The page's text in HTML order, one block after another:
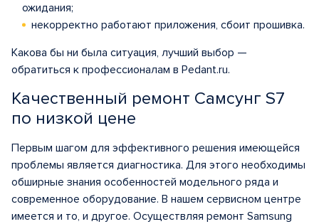
ожидания;
некорректно работают приложения, сбоит прошивка.
Какова бы ни была ситуация, лучший выбор —
обратиться к профессионалам в Pedant.ru.
Качественный ремонт Самсунг S7
по низкой цене
Первым шагом для эффективного решения имеющейся
проблемы является диагностика. Для этого необходимы
обширные знания особенностей модельного ряда и
современное оборудование. В нашем сервисном центре
имеется и то, и другое. Осуществляя ремонт Samsung